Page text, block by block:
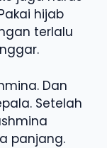
hijab
terlalu
Dan
Setelah
panjang.